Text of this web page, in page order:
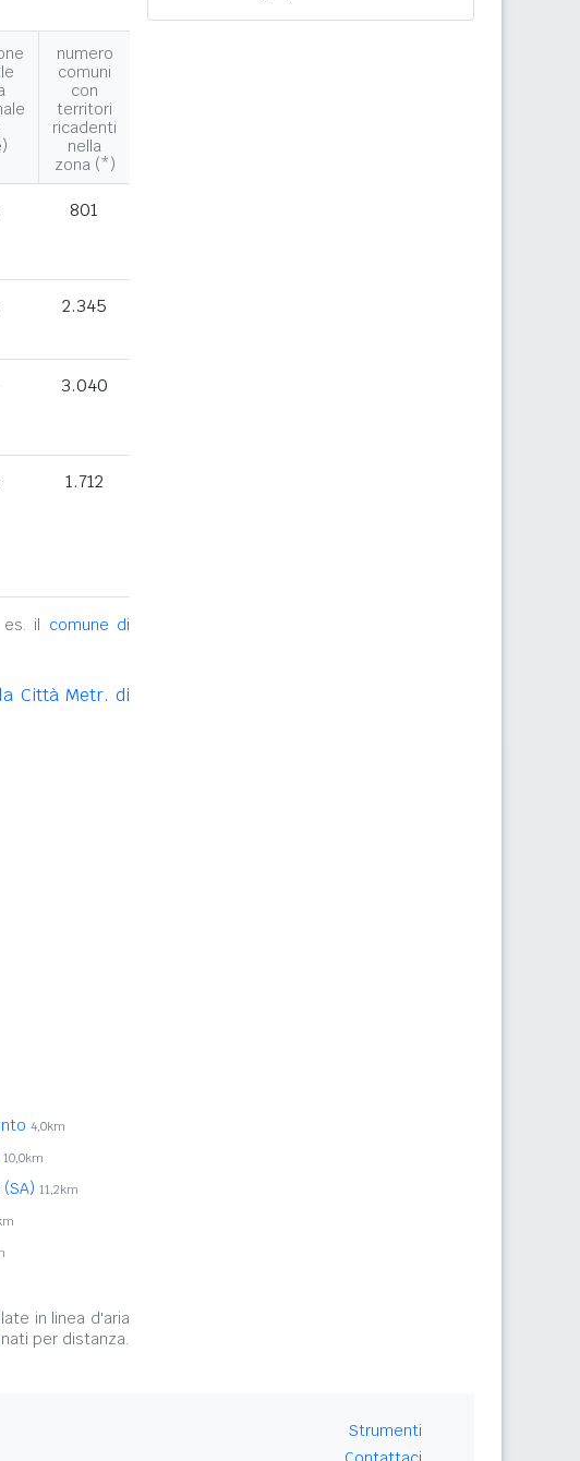
numero
comuni
con
territori
ricadenti
nella
zona (*)
801
2.345
3.040
1.712
il comune di
Città Metr. di
4,0km
10,0km
11,2km
in linea d'aria
per distanza.
Strumenti